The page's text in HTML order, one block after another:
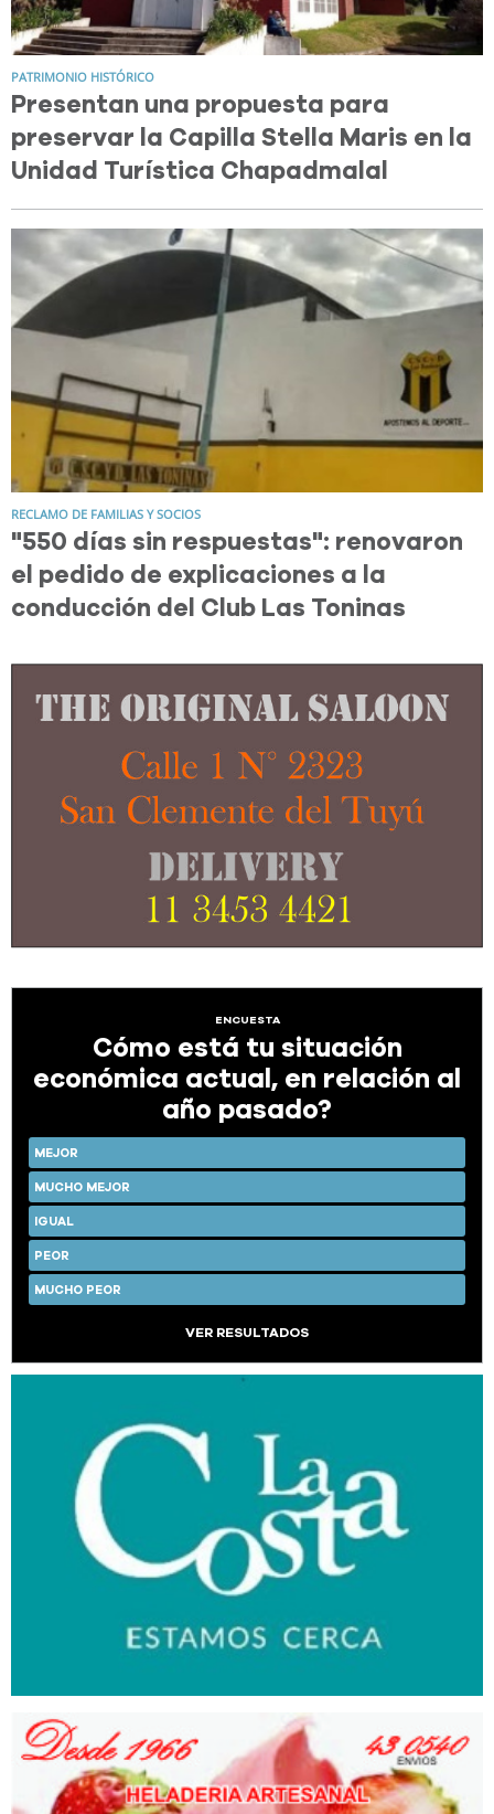
PATRIMONIO HISTÓRICO
Presentan una propuesta para
preservar la Capilla Stella Maris en la
Unidad Turística Chapadmalal
RECLAMO DE FAMILIAS Y SOCIOS
"550 días sin respuestas": renovaron
el pedido de explicaciones a la
conducción del Club Las Toninas
ENCUESTA
Cómo está tu situación
económica actual, en relación al
año pasado?
MEJOR
MUCHO MEJOR
IGUAL
PEOR
MUCHO PEOR
VER RESULTADOS